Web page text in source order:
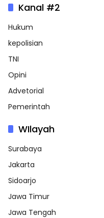
Kanal #2
Hukum
kepolisian
TNI
Opini
Advetorial
Pemerintah
WIlayah
Surabaya
Jakarta
Sidoarjo
Jawa Timur
Jawa Tengah